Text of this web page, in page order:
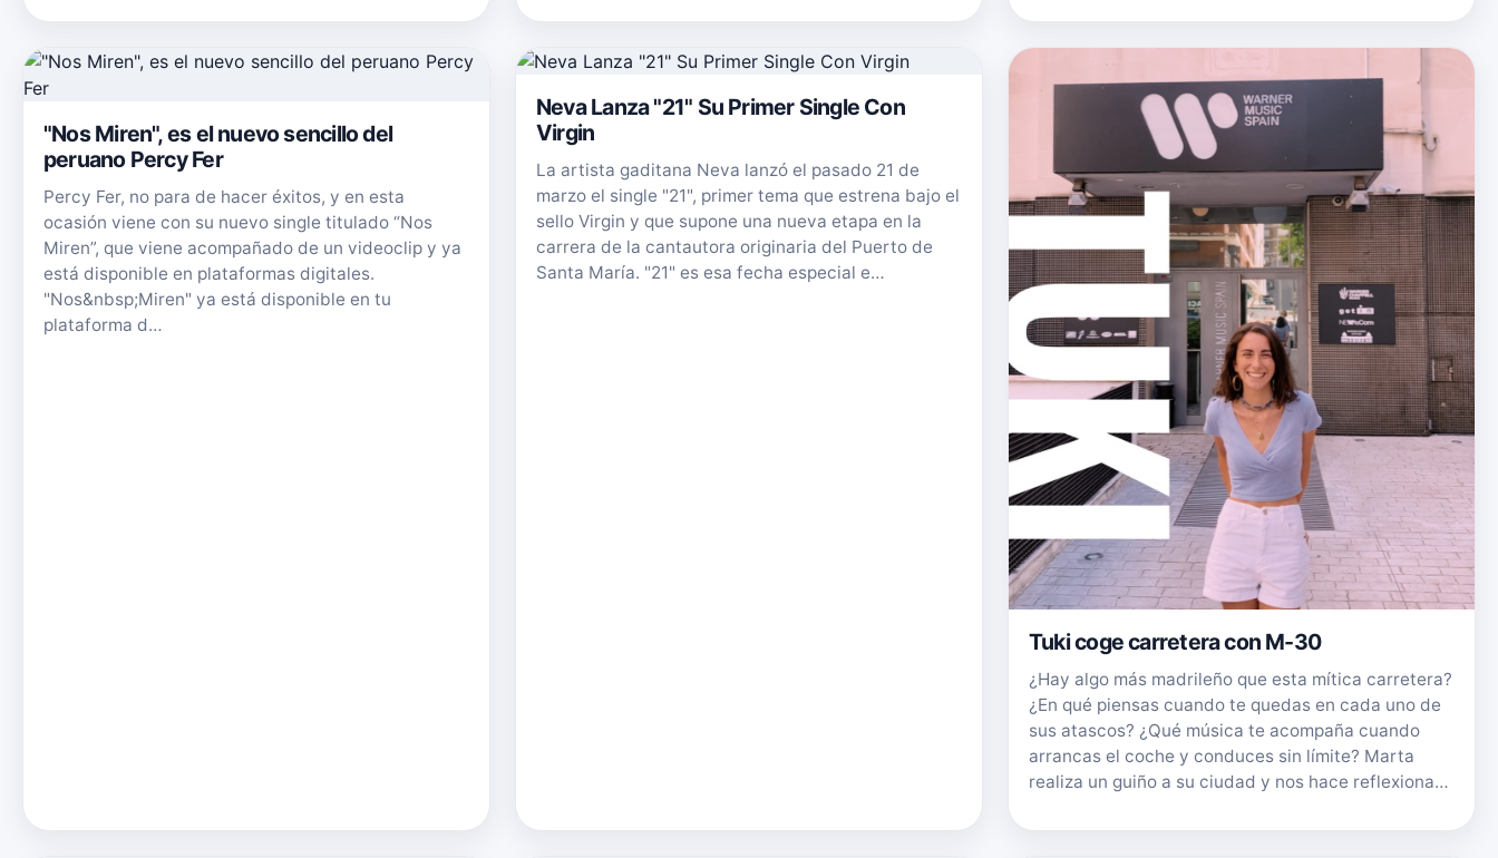
"Nos Miren", es el nuevo sencillo del
peruano Percy Fer
Percy Fer, no para de hacer éxitos, y en esta
ocasión viene con su nuevo single titulado “Nos
Miren”, que viene acompañado de un videoclip y ya
está disponible en plataformas digitales.
"Nos&nbsp;Miren" ya está disponible en tu
plataforma d…
Neva Lanza "21" Su Primer Single Con
Virgin
La artista gaditana Neva lanzó el pasado 21 de
marzo el single "21", primer tema que estrena bajo el
sello Virgin y que supone una nueva etapa en la
carrera de la cantautora originaria del Puerto de
Santa María. "21" es esa fecha especial e…
Tuki coge carretera con M-30
¿Hay algo más madrileño que esta mítica carretera?
¿En qué piensas cuando te quedas en cada uno de
sus atascos? ¿Qué música te acompaña cuando
arrancas el coche y conduces sin límite? Marta
realiza un guiño a su ciudad y nos hace reflexiona…